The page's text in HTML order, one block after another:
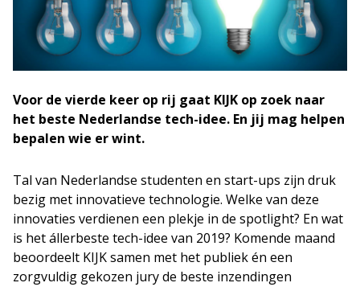
Voor de vierde keer op rij gaat KIJK op zoek naar
het beste Nederlandse tech-idee. En jij mag helpen
bepalen wie er wint.
Tal van Nederlandse studenten en start-ups zijn druk
bezig met innovatieve technologie. Welke van deze
innovaties verdienen een plekje in de spotlight? En wat
is het állerbeste tech-idee van 2019? Komende maand
beoordeelt KIJK samen met het publiek én een
zorgvuldig gekozen jury de beste inzendingen